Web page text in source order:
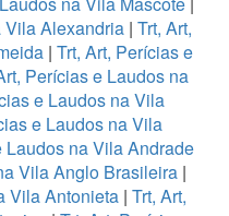
Vila Alexandria| Trt, Art,
| Trt, Art, Perícias e
Perícias e Laudos na
e Laudos na Vila
e Laudos na Vila
Laudos na Vila Andrade
Vila Anglo Brasileira |
Vila Antonieta | Trt, Art,